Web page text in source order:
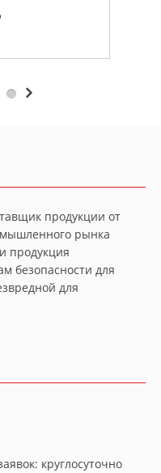
продукции от
рынка
продукция
безопасности для
для
круглосуточно